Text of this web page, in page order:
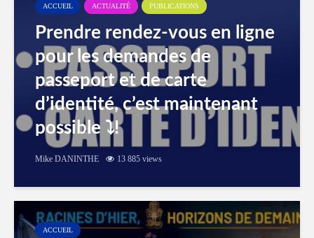
ACCUEIL ACTUALITÉ PUBLICATIONS
Prendre rendez-vous en ligne
pour les demandes de
passeport et de carte
d’identité, c’est maintenant
possible ⤵️!
Mike DANINTHE 13 885 views
ACCUEIL